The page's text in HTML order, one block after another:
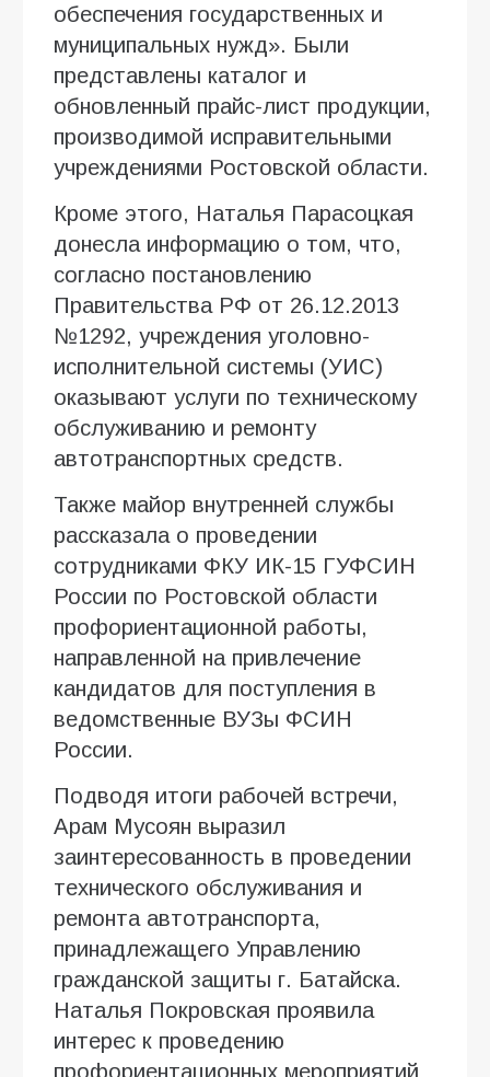
обеспечения государственных и
муниципальных нужд». Были
представлены каталог и
обновленный прайс-лист продукции,
производимой исправительными
учреждениями Ростовской области.
Кроме этого, Наталья Парасоцкая
донесла информацию о том, что,
согласно постановлению
Правительства РФ от 26.12.2013
№1292, учреждения уголовно-
исполнительной системы (УИС)
оказывают услуги по техническому
обслуживанию и ремонту
автотранспортных средств.
Также майор внутренней службы
рассказала о проведении
сотрудниками ФКУ ИК-15 ГУФСИН
России по Ростовской области
профориентационной работы,
направленной на привлечение
кандидатов для поступления в
ведомственные ВУЗы ФСИН
России.
Подводя итоги рабочей встречи,
Арам Мусоян выразил
заинтересованность в проведении
технического обслуживания и
ремонта автотранспорта,
принадлежащего Управлению
гражданской защиты г. Батайска.
Наталья Покровская проявила
интерес к проведению
профориентационных мероприятий